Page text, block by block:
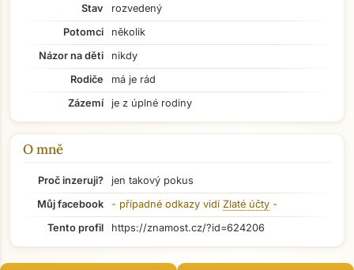
Přejít na hlavní obsah
Stav
rozvedený
Potomci
několik
Názor na děti
nikdy
Rodiče
má je rád
Zázemí
je z úplné rodiny
O mně
Proč inzeruji?
jen takový pokus
Můj facebook
- případné odkazy vidí Zlaté účty -
Tento profil
https://znamost.cz/?id=624206